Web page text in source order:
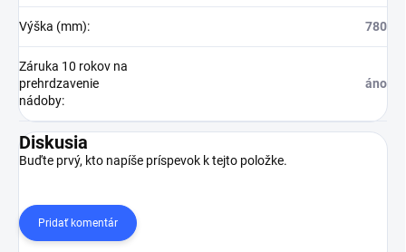
Výška (mm): 780
Záruka 10 rokov na
prehrdzavenie
nádoby:
áno
Diskusia
Buďte prvý, kto napíše príspevok k tejto položke.
Pridať komentár